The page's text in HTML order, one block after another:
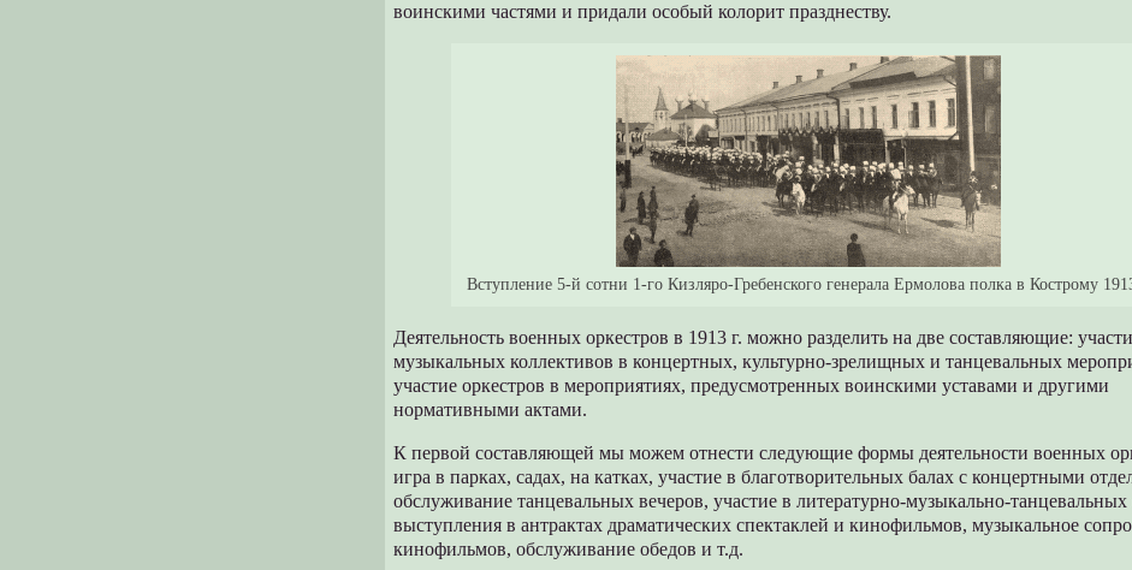
воинскими частями и придали особый колорит празднеству.
Вступление 5-й сотни 1-го Кизляро-Гребенского генерала Ермолова полка в Кострому
Деятельность военных оркестров в 1913 г. можно разделить на две составляющие:
музыкальных коллективов в концертных, культурно-зрелищных и танцевальных
участие оркестров в мероприятиях, предусмотренных воинскими уставами и другими
нормативными актами.
К первой составляющей мы можем отнести следующие формы деятельности военных
игра в парках, садах, на катках, участие в благотворительных балах с концертными
обслуживание танцевальных вечеров, участие в литературно-музыкально-танцевальных
выступления в антрактах драматических спектаклей и кинофильмов, музыкальное
кинофильмов, обслуживание обедов и т.д.